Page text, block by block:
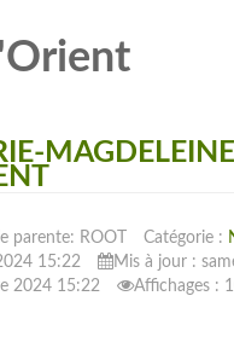
parente: ROOT Catégorie :
15:22
Mis à jour :
2024 15:22
Affichages :